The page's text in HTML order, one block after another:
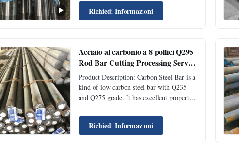
formed by electroplating on the surface of
silver steel branches. A layer of chromium
with a hardness of 50-60 is plated on their
Richiedi Informazioni
Acciaio al carbonio a 8 pollici Q295
Rod Bar Cutting Processing Service
per lavorare
Product Description: Carbon Steel Bar is a
kind of low carbon steel bar with Q235
and Q275 grade. It has excellent properties
the bar more resistant and stronger. It is
widely used in various industries, such as
construction, engineering, automotive,
Richiedi Informazioni